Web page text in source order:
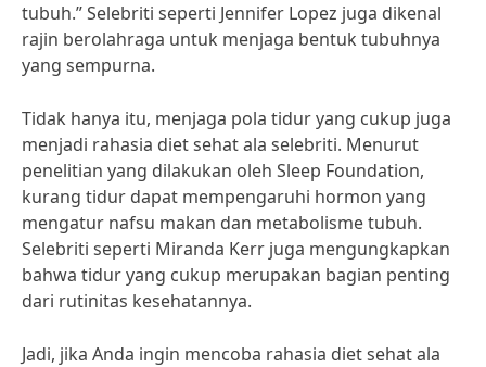
tubuh.” Selebriti seperti Jennifer Lopez juga dikenal
rajin berolahraga untuk menjaga bentuk tubuhnya
yang sempurna.
Tidak hanya itu, menjaga pola tidur yang cukup juga
menjadi rahasia diet sehat ala selebriti. Menurut
penelitian yang dilakukan oleh Sleep Foundation,
kurang tidur dapat mempengaruhi hormon yang
mengatur nafsu makan dan metabolisme tubuh.
Selebriti seperti Miranda Kerr juga mengungkapkan
bahwa tidur yang cukup merupakan bagian penting
dari rutinitas kesehatannya.
Jadi, jika Anda ingin mencoba rahasia diet sehat ala